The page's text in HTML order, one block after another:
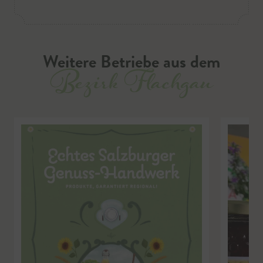
Weitere Betriebe aus dem
Bezirk Flachgau